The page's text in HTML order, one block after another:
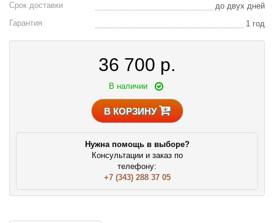
Срок доставки
до двух дней
Гарантия
1 год
36 700 р.
В наличии
В КОРЗИНУ
Нужна помощь в выборе?
Консультации и заказ по
телефону:
+7 (343) 288 37 05